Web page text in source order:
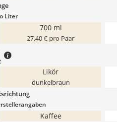
Liter
700 ml
27,40 € pro Paar
Likör
dunkelbraun
Kaffee